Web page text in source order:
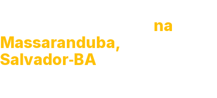
na
Massaranduba,
Salvador‑BA